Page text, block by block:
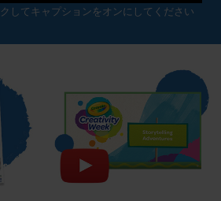
してキャプションをオンにしてください